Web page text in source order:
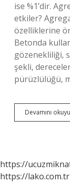
ise %1’dir.
etkiler?
özelliklerine
Betonda
gözenekliliği,
şekli,
pürüzlülüğü,
Devamını
https://
https://lako.com.tr